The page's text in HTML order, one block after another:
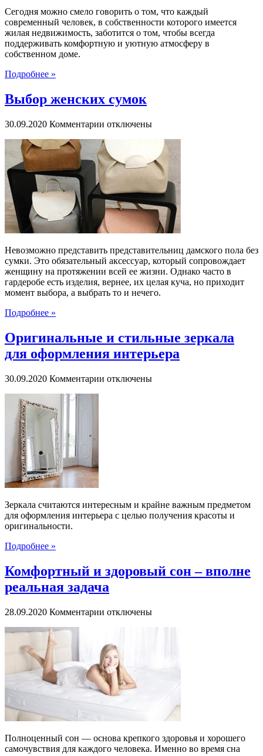
Сегодня можно смело говорить о том, что каждый
современный человек, в собственности которого имеется
жилая недвижимость, заботится о том, чтобы всегда
поддерживать комфортную и уютную атмосферу в
собственном доме.
Подробнее »
Выбор женских сумок
30.09.2020 Комментарии к
Выбор
женских
сумок
отключены
Невозможно представить представительниц дамского пола без
сумки. Это обязательный аксессуар, который сопровождает
женщину на протяжении всей ее жизни. Однако часто в
гардеробе есть изделия, вернее, их целая куча, но приходит
момент выбора, а выбрать то и нечего.
Подробнее »
Оригинальные и стильные зеркала
для оформления интерьера
30.09.2020 Комментарии котключены
Зеркала считаются интересным и крайне важным предметом
для оформления интерьера с целью получения красоты и
оригинальности.
Подробнее »
Комфортный и здоровый сон – вполне
реальная задача
28.09.2020 Комментарии к
и
здоровый
сон
–
вполне
реальная
отключены
Полноценный сон — основа крепкого здоровья и хорошего
самочувствия для каждого человека. Именно во время сна